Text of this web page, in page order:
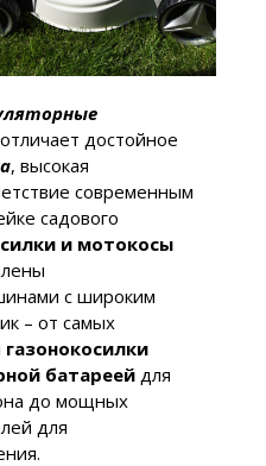
достойное
, высокая
современным
садового
и мотокосы
с широким
– от самых
газонокосилки
батареейдля
до мощных
для